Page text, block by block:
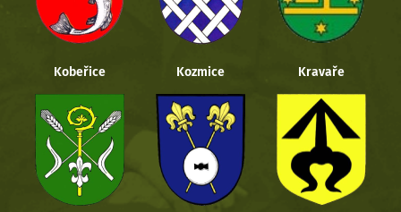
Kobeřice Kozmice Kravaře